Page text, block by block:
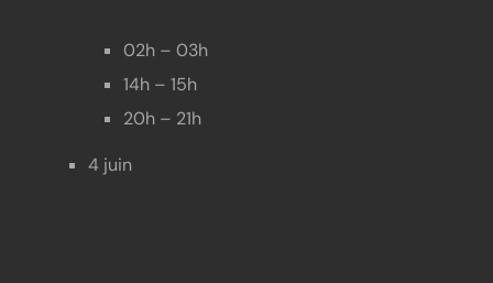
02h – 03h
14h – 15h
20h – 21h
4 juin